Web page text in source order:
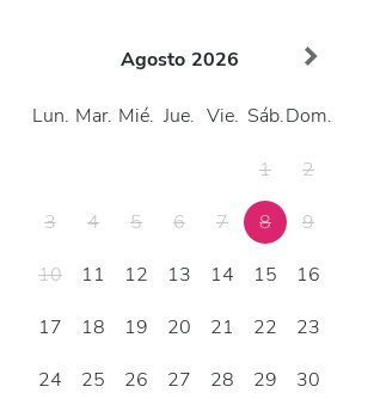
Agosto 2026
Lun. Mar. Mié. Jue. Vie. Sáb.Dom.
1
2
3
4 5 6 7 8
9
10
11 12 13 14 15
16
17
18 19 20 21 22
23
24
25 26 27 28 29
30